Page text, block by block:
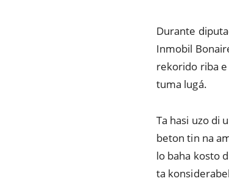
Durante
Inmobil
rekorido riba
tuma lugá.
Ta hasi uzo di
beton tin na
lo baha kosto
ta